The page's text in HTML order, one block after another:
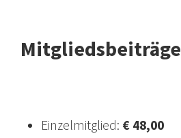
Mitgliedsbeiträge
Einzelmitglied: € 48,00